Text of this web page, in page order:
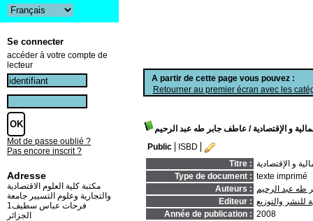
A partir de cette page vous pouvez :
Retourner au premier écran avec les
و الإقتصادية / عاطف جابر طه عبد الرحيم
Public
ISBD
Titre : و الإقتصادية
Type de document : texte imprimé
Auteurs : طه عبد الرحيم
Editeur : للنشر والتوزيع
Année de publication : 2008
Se connecter
accéder à votre compte de
lecteur
Mot de passe oublié ?
Pas encore inscrit ?
Adresse
مكتبة كلية العلوم الاقتصادية
والتجارية وعلوم التسيير جامعة
فرحات عباس سطيف1
الجزائر